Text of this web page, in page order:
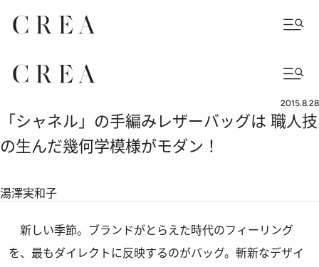
2015.8.28
「シャネル」の手編みレザーバッグは 職人技
の生んだ幾何学模様がモダン！
湯澤実和子
新しい季節。ブランドがとらえた時代のフィーリング
を、最もダイレクトに反映するのがバッグ。斬新なデザイ